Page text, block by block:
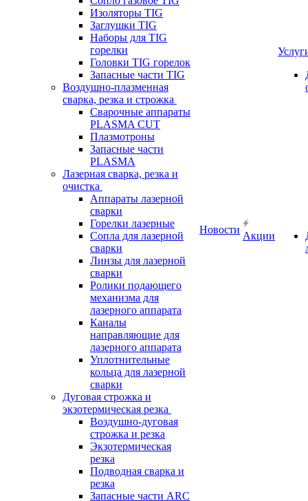
Изоляторы TIG
Заглушки TIG
Наборы для TIG
горелки
Головки TIG горелок
Запасные части TIG
Воздушно-плазменная
сварка, резка и строжка
Сварочные аппараты
PLASMA CUT
Плазмотроны
Запасные части
PLASMA
Лазерная сварка, резка и
очистка
Аппараты лазерной
сварки
Горелки лазерные
Сопла для лазерной
сварки
Линзы для лазерной
сварки
Ролики подающего
механизма для
лазерного аппарата
Каналы
направляющие для
лазерного аппарата
Уплотнительные
кольца для лазерной
сварки
Дуговая строжка и
экзотермическая резка
Воздушно-дуговая
строжка и резка
Экзотермическая
резка
Подводная сварка и
резка
Запасные части ARC
Новости
Акции